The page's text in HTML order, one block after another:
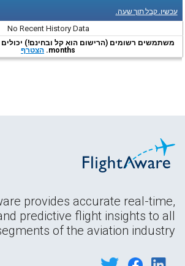
עכשיו. קבל תוך שעה.
No Recent History Data
months. הצטרף
provides accurate real-time,
predictive flight insights to all
of the aviation industry.